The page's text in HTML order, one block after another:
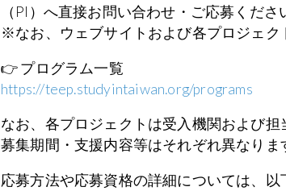
（PI）へ直接お問い合わせ・ご応募くださ
※なお、ウェブサイトおよび各プロジェク
👉 プログラム一覧
https://teep.studyintaiwan.org/programs
なお、各プロジェクトは受入機関および
募集期間・支援内容等はそれぞれ異なりま
応募方法や応募資格の詳細については、以